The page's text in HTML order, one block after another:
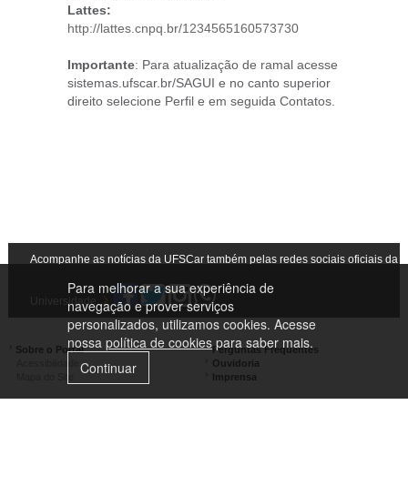
Para melhorar a sua experiência de
navegação e prover serviços
personalizados, utilizamos cookies. Acesse
nossa política de cookiespara saber mais.
Continuar
Lattes:
http://lattes.cnpq.br/1234565160573730
Importante: Para atualização de ramal acesse
sistemas.ufscar.br/SAGUI e no canto superior
direito selecione Perfil e em seguida Contatos.
Acompanhe as notícias da UFSCar também pelas redes sociais oficiais da
Universidade
Sobre o Portal
Perguntas Frequentes
Ouvidoria
Imprensa